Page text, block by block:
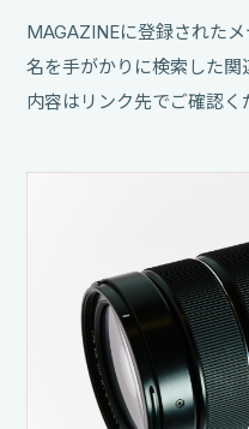
MAGAZINEに登録された
名を手がかりに検索した関
内容はリンク先でご確認く